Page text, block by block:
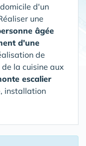
d'un
une
âgée
d'une
de
la cuisine aux
escalier
installation